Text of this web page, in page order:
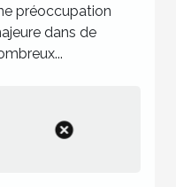
préoccupation
dans de